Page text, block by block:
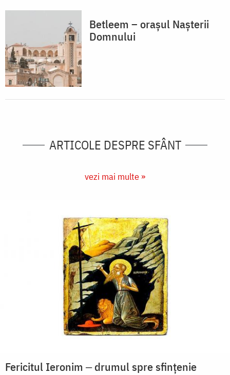
Betleem – orașul Nașterii
Domnului
ARTICOLE DESPRE SFÂNT
vezi mai multe »
Fericitul Ieronim ‒ drumul spre sfințenie